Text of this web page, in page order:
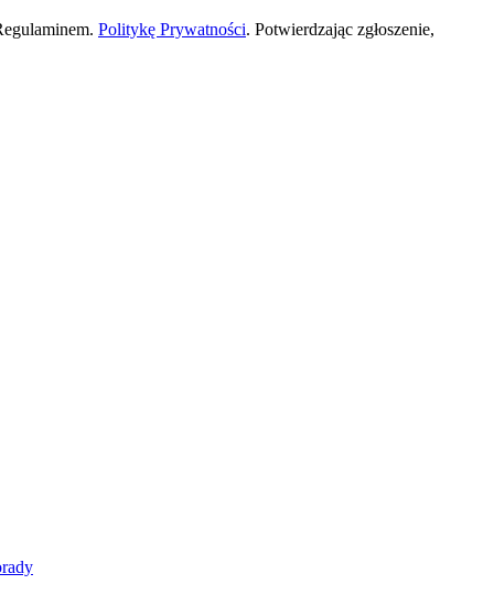
Politykę Prywatności. Potwierdzając zgłoszenie,